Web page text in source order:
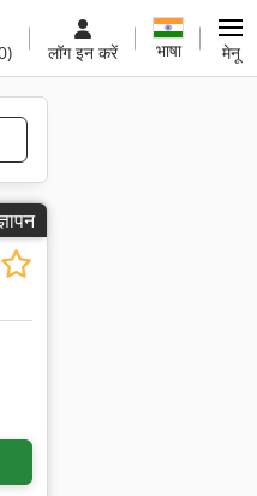
लॉग इन करें भाषा मेनू